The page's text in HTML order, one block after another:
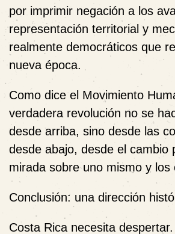
por imprimir negación a los
representación territorial y
realmente democráticos que
nueva época.
Como dice el Movimiento
verdadera revolución no se
desde arriba, sino desde las
desde abajo, desde el cambio
mirada sobre uno mismo y los
Conclusión: una dirección
Costa Rica necesita